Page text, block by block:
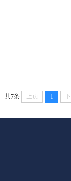
共7条 上页 1